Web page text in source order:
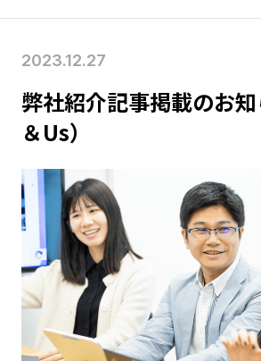
2023.12.27
弊社紹介記事掲載のお
＆Us）